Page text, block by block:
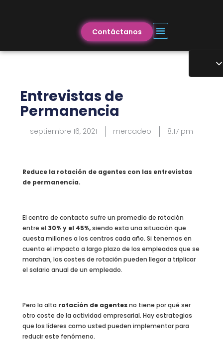
Contáctanos
Entrevistas de
Permanencia
septiembre 16, 2021 mercadeo 8:17 pm
Reduce la rotación de agentes con las entrevistas
de permanencia.
El centro de contacto sufre un promedio de rotación
entre el 30% y el 45%,siendo esta una situación que
cuesta millones a los centros cada año. Si tenemos en
cuenta el impacto a largo plazo de los empleados que se
marchan, los costes de rotación pueden llegar a triplicar
el salario anual de un empleado.
Pero la alta rotación de agentesno tiene por qué ser
otro coste de la actividad empresarial. Hay estrategias
que los líderes como usted pueden implementar para
reducir este fenómeno.